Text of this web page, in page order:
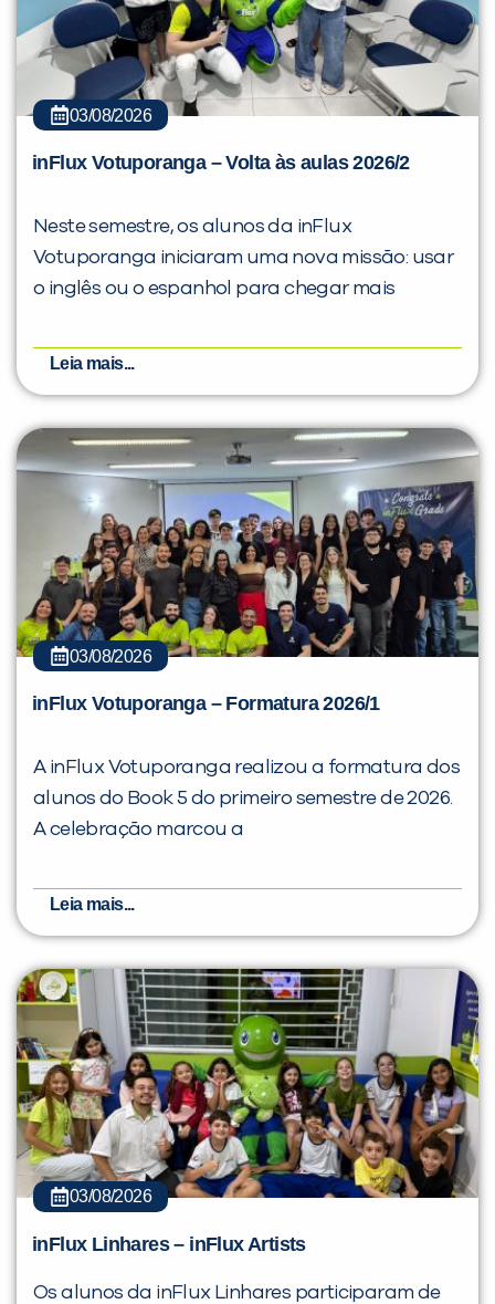
03/08/2026
inFlux Votuporanga – Volta às aulas 2026/2
Neste semestre, os alunos da inFlux
Votuporanga iniciaram uma nova missão: usar
o inglês ou o espanhol para chegar mais
Leia mais...
03/08/2026
inFlux Votuporanga – Formatura 2026/1
A inFlux Votuporanga realizou a formatura dos
alunos do Book 5 do primeiro semestre de 2026.
A celebração marcou a
Leia mais...
03/08/2026
inFlux Linhares – inFlux Artists
Os alunos da inFlux Linhares participaram de